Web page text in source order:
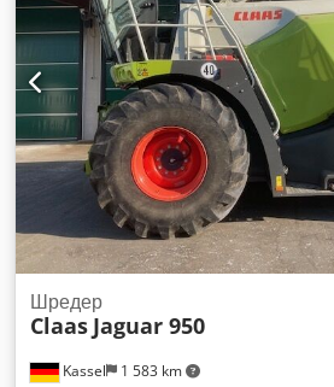
Kassel 1 583 km
Шредер
Claas Jaguar 950